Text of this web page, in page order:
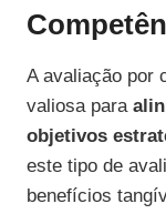
A avaliação por
valiosa para
objetivos
este tipo de
benefícios